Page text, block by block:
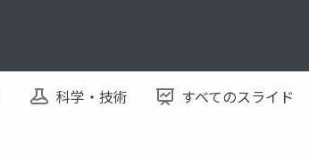
科学・技術 すべてのスライド